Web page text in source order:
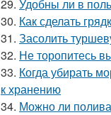
29. Удобны ли в
30. Как сделать
31. Засолить
32. Не торопитесь
33. Когда убирать
к хранению
34. Можно ли